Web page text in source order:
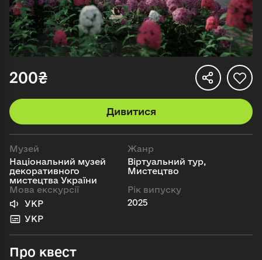
200₴
Дивитися
Музей
Національний музей
декоративного
мистецтва України
Жанр
Віртуальний тур,
Мистецтво
Мова екскурсії
УКР
УКР
Рік випуску
2025
Про квест